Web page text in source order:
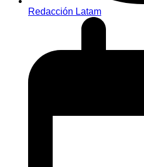
Redacción Latam